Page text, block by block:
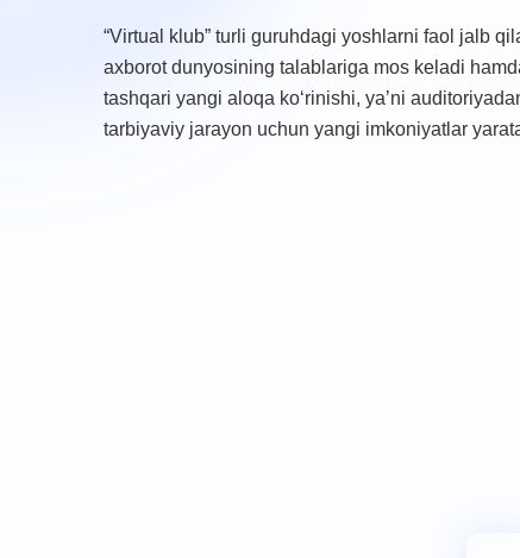
“Virtual klub” turli guruhdagi yoshlarni faol jalb
axborot dunyosining talablariga mos keladi
tashqari yangi aloqa ko‘rinishi, ya’ni
tarbiyaviy jarayon uchun yangi imkoniyatlar